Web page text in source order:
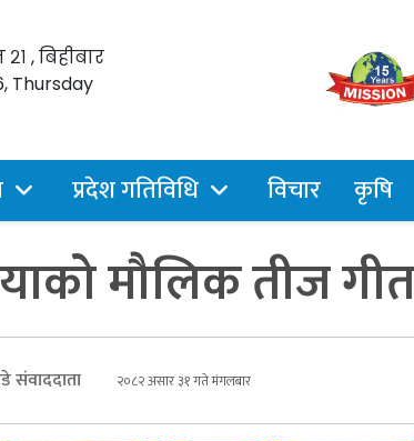
, बिहीबार
Thursday
प्रदेश गतिविधि विचार कृषि
मौलिक तीज
संवाददाता २०८२ असार ३१ गते मंगलबार